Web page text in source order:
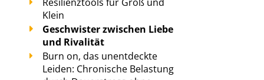
Klein
Geschwister zwischen Liebe
und Rivalität
Burn on, das unentdeckte
Leiden: Chronische Belastung